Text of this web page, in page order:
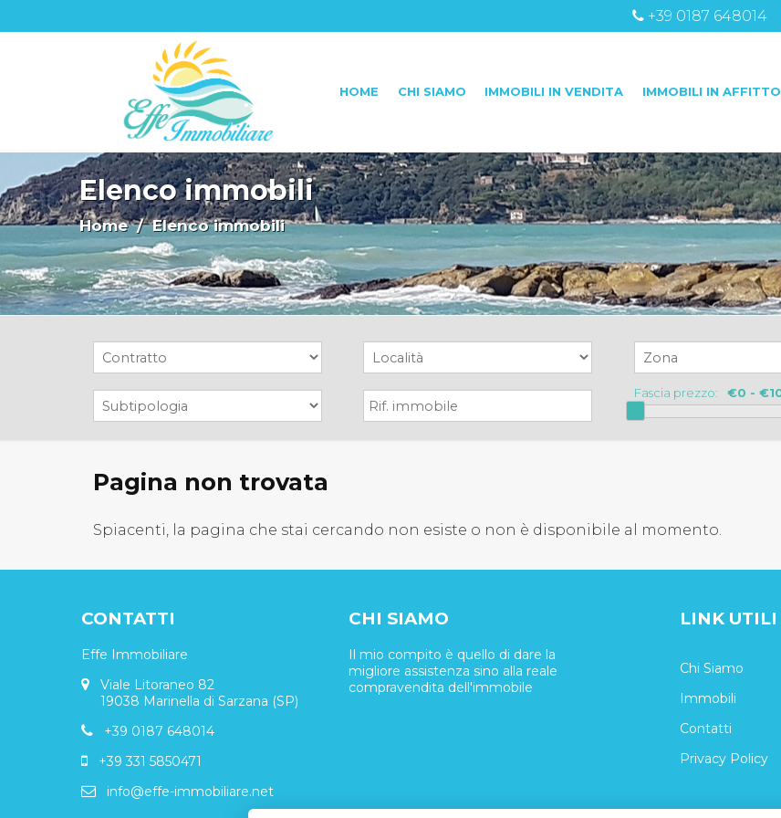
+39 0187 648014
HOME CHI SIAMO IMMOBILI IN VENDITA IMMOBILI IN AFFITTO
Elenco immobili
Home/ Elenco immobili
Fascia prezzo:
Pagina non trovata
Spiacenti, la pagina che stai cercando non esiste o non è disponibile al momento.
CONTATTI
Effe Immobiliare
Viale Litoraneo 82
19038 Marinella di Sarzana (SP)
+39 0187 648014
+39 331 5850471
info@effe-immobiliare.net
CHI SIAMO
Il mio compito è quello di dare la
migliore assistenza sino alla reale
compravendita dell'immobile
LINK UTILI
Chi Siamo
Immobili
Contatti
Privacy Policy